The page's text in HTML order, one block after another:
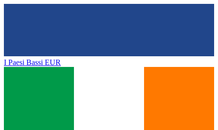
I Paesi Bassi EUR